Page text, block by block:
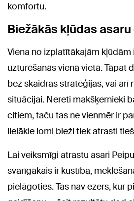
komfortu.
Biežākās kļūdas
Viena no izplatītākajām kļūdām
uzturēšanās vienā vietā. Tāpat
bez skaidras stratēģijas, vai arī
situācijai. Nereti makšķernieki
citiem, taču tas ne vienmēr ir
lielākie lomi bieži tiek atrasti
Lai veiksmīgi atrastu asari
svarīgākais ir kustība,
pielāgoties. Tas nav ezers, kur